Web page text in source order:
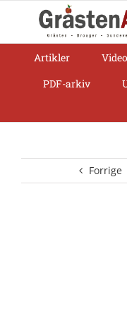
Artikler
PDF-arkiv
Forrige